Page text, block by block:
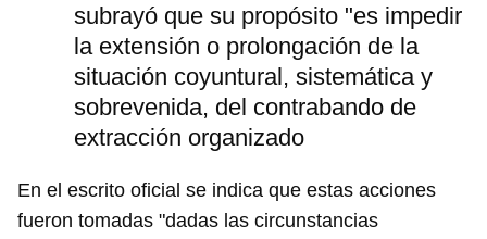
subrayó que su propósito "es impedir
la extensión o prolongación de la
situación coyuntural, sistemática y
sobrevenida, del contrabando de
extracción organizado
En el escrito oficial se indica que estas acciones
fueron tomadas "dadas las circunstancias